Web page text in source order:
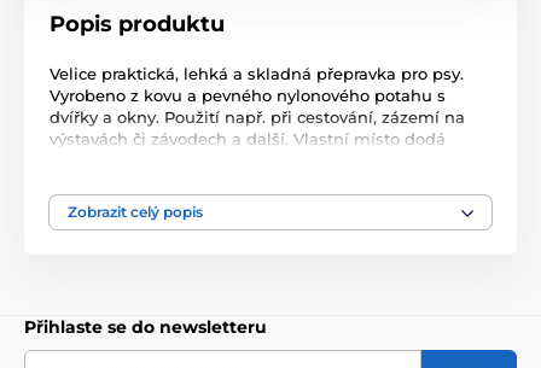
Popis produktu
Velice praktická, lehká a skladná přepravka pro psy.
Vyrobeno z kovu a pevného nylonového potahu s
dvířky a okny. Použití např. při cestování, zázemí na
výstavách či závodech a další. Vlastní místo dodá
šířka x výška). Vhodné pro plemena např. Bišonek,
Border terier, Francouzský buldoček, Jack Russell
zajišťuje pohodlí Vašemu mazlíčkovi a je možno ji prát
v pračce na 30°. Praktickou přepravní taška s
Zobrazit celý popis
Přihlaste se do newsletteru